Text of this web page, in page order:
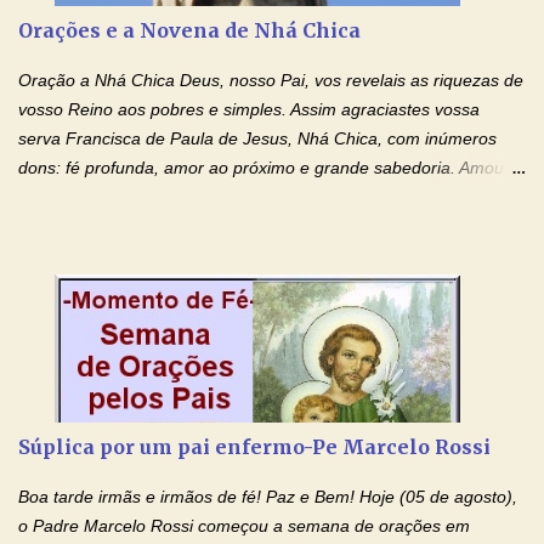
especial, este pedido que agora faço na Sua presença:
(apresente aqui o seu pedido...) Eu, desde já, agradeço de
coração, confiante que o Senhor me atenderá. Eu louvo o Pai por
ter nos dado o Senhor, Jesus, como presente de Páscoa. eu
agradeço de coração ao Espíri...
Orações e a Novena de Nhá Chica
Oração a Nhá Chica Deus, nosso Pai, vos revelais as riquezas de
vosso Reino aos pobres e simples. Assim agraciastes vossa
serva Francisca de Paula de Jesus, Nhá Chica, com inúmeros
dons: fé profunda, amor ao próximo e grande sabedoria. Amou a
Senhor Jesus Cristo, vosso Filho, na unidade do Espírito Santo.
Amém. Novena a Nhá Chica (Oração para obter os favores
celestiais através da intercessão da Serva de Deus Nhá Chica)
(Rezar durante nove dias seguidos ou intercalados) Nhá Chica,
recorro a vós como intercessora entre a Bondade Divina e as
necessidades humanas. Peço-vos, como favor espiritual, que
entregueis nas mãos do Santíssimo o meu pedido urgente (Fazer
o pedido). Acolhei, Nhá Chica, no vosso coração bondoso as
minhas necessidades e amparai-me nesta oração (Fazer o ...
Súplica por um pai enfermo-Pe Marcelo Rossi
Boa tarde irmãs e irmãos de fé! Paz e Bem! Hoje (05 de agosto),
o Padre Marcelo Rossi começou a semana de orações em